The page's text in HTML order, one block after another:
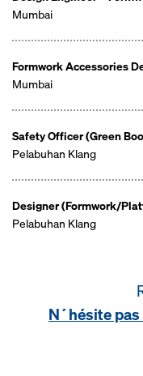
Mumbai
Formwork Accessories
Mumbai
Safety Officer (Green
Pelabuhan Klang
Designer (Formwork/
Pelabuhan Klang
N´hésite